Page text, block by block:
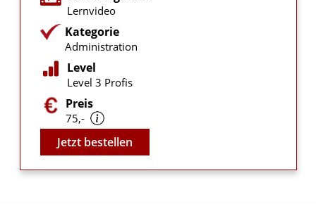
Lernvideo
Kategorie
Administration
Level
Level 3 Profis
Preis
75,-
Video
Jetzt bestellen